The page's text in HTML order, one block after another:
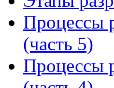
Процессы
(часть 5)
Процессы